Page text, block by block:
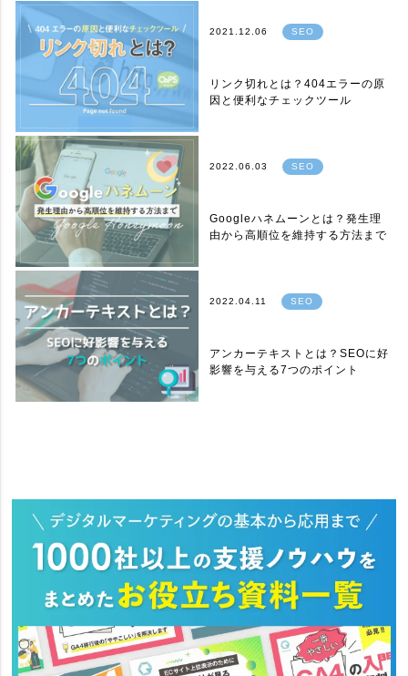
2021.12.06 SEO
リンク切れとは？404エラーの原
因と便利なチェックツール
2022.06.03 SEO
Googleハネムーンとは？発生理
由から高順位を維持する方法まで
2022.04.11 SEO
アンカーテキストとは？SEOに好
影響を与える7つのポイント